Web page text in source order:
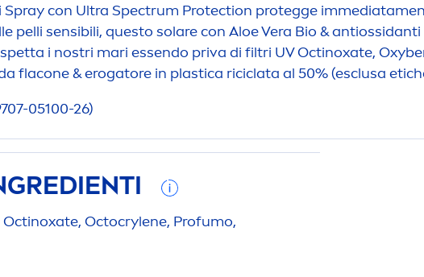
Spray con Ultra Spectrum Protection protegge immediatamen
pelli sensibili, questo solare con Aloe Vera Bio &
i nostri mari essendo priva di filtri UV Octinoxate,
flacone & erogatore in plastica riciclata al 50% (esclusa
05100-26)
Octocrylene, Profumo,